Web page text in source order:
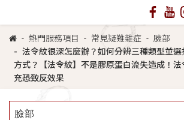
熱門服務項目 常見疑難雜症
臉部
法令紋很深怎麼辦？如何分辨三種類型並
方式？【法令紋】不是膠原蛋白流失造成！
充恐致反效果
臉部